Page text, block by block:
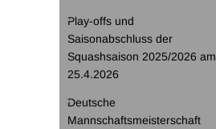
Play-offs und
Saisonabschluss der
Squashsaison 2025/2026 am
25.4.2026
Deutsche
Mannschaftsmeisterschaft